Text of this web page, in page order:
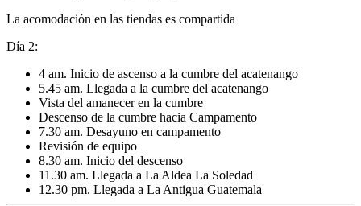
La acomodación en las tiendas es compartida
Día 2:
4 am. Inicio de ascenso a la cumbre del acatenango
5.45 am. Llegada a la cumbre del acatenango
Vista del amanecer en la cumbre
Descenso de la cumbre hacia Campamento
7.30 am. Desayuno en campamento
Revisión de equipo
8.30 am. Inicio del descenso
11.30 am. Llegada a La Aldea La Soledad
12.30 pm. Llegada a La Antigua Guatemala